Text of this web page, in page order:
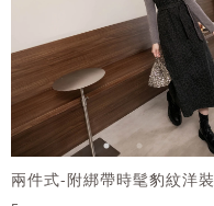
兩件式-附綁帶時髦豹紋洋裝